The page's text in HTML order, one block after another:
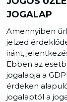
JOGALAP
Amennyiben
jelzed
iránt,
Ebben az
jogalapja a
érdeken
jogalaptól a